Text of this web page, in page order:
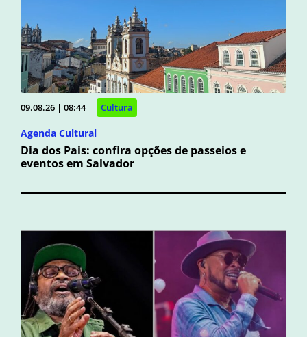
09.08.26 | 08:44 Cultura
Agenda Cultural
Dia dos Pais: confira opções de passeios e
eventos em Salvador